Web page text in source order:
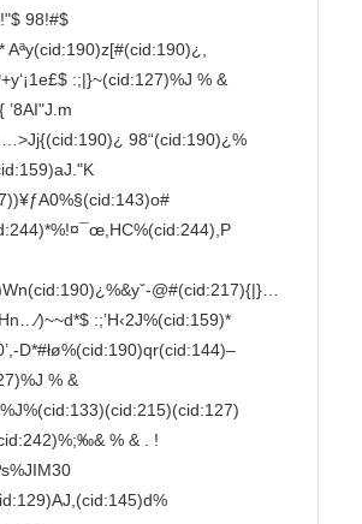
98!#$
Aªy(cid:190)z[#(cid:190)¿,
:;|}~(cid:127)%J % &
’8AI"J.m
98“(cid:190)¿%
@#(cid:217){|}…
:;’H‹2J%(cid:159)*
D*#łø%(cid:190)qr(cid:144)–
% &
% & . !